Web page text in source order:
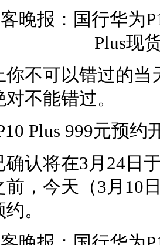
你不可以错过的
不能错过。
Plus 999元预
确认将在3月24日
，今天（3月10
。